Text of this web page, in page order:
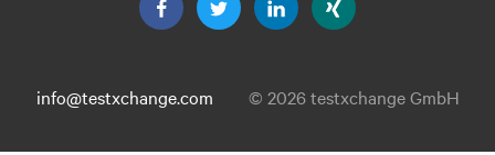
info@testxchange.com © 2026 testxchange GmbH